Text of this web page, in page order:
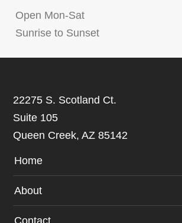
Open Mon-Sat
Sunrise to Sunset
22275 S. Scotland Ct.
Suite 105
Queen Creek, AZ 85142
Home
About
Contact